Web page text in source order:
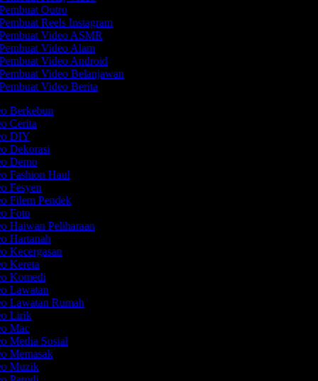
Outro
Reels Instagram
Video ASMR
Video Alam
Video Android
Video Belanjawan
Video Berita
Berkebun
Cerita
DIY
Dekorasi
Demo
Fashion Haul
Fesyen
Filem Pendek
Foto
Haiwan Peliharaan
Hartanah
Kecergasan
Kereta
Komedi
Lawatan
Lawatan Rumah
Lirik
Mac
Media Sosial
Memasak
Muzik